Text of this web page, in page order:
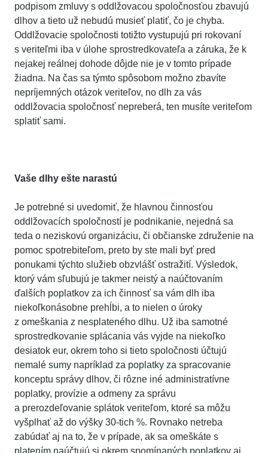
podpisom zmluvy s oddlžovacou spoločnosťou zbavujú
dlhov a tieto už nebudú musieť platiť, čo je chyba.
Oddlžovacie spoločnosti totižto vystupujú pri rokovaní
s veriteľmi iba v úlohe sprostredkovateľa a záruka, že k
nejakej reálnej dohode dôjde nie je v tomto prípade
žiadna. Na čas sa týmto spôsobom možno zbavíte
nepríjemných otázok veriteľov, no dlh za vás
oddlžovacia spoločnosť nepreberá, ten musíte veriteľom
splatiť sami.
Vaše dlhy ešte narastú
Je potrebné si uvedomiť, že hlavnou činnosťou
oddlžovacích spoločností je podnikanie, nejedná sa
teda o neziskovú organizáciu, či občianske združenie na
pomoc spotrebiteľom, preto by ste mali byť pred
ponukami týchto služieb obzvlášť ostražití. Výsledok,
ktorý vám sľubujú je takmer neistý a naúčtovaním
ďalších poplatkov za ich činnosť sa vám dlh iba
niekoľkonásobne prehĺbi, a to nielen o úroky
z omeškania z nesplateného dlhu. Už iba samotné
sprostredkovanie splácania vás vyjde na niekoľko
desiatok eur, okrem toho si tieto spoločnosti účtujú
nemalé sumy napríklad za poplatky za spracovanie
konceptu správy dlhov, či rôzne iné administratívne
poplatky, provízie a odmeny za správu
a prerozdeľovanie splátok veriteľom, ktoré sa môžu
vyšplhať až do výšky 30-tich %. Rovnako netreba
zabúdať aj na to, že v prípade, ak sa omeškáte s
platením naúčtujú si okrem spomínaných poplatkov aj